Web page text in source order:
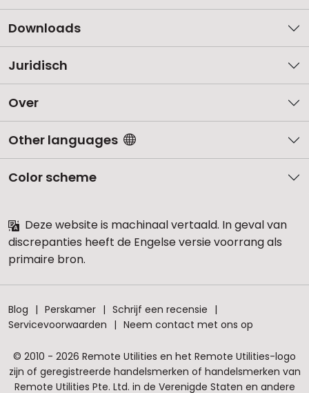
Downloads
Juridisch
Over
Other languages
Color scheme
Deze website is machinaal vertaald. In geval van
discrepanties heeft de Engelse versie voorrang als
primaire bron.
Blog Perskamer
Schrijf een recensie
Servicevoorwaarden
Neem contact met ons op
© 2010 - 2026 Remote Utilities en het Remote Utilities-logo
zijn of geregistreerde handelsmerken of handelsmerken van
Remote Utilities Pte. Ltd. in de Verenigde Staten en andere